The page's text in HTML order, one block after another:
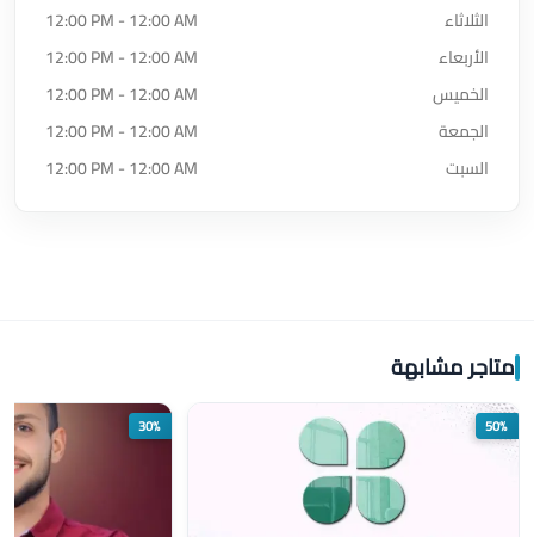
الثلاثاء
12:00 PM - 12:00 AM
الأربعاء
12:00 PM - 12:00 AM
الخميس
12:00 PM - 12:00 AM
الجمعة
12:00 PM - 12:00 AM
السبت
12:00 PM - 12:00 AM
متاجر مشابهة
50%
30%